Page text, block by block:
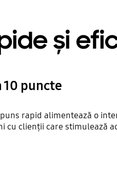
și
puncte
rapid alimentează o
cu clienții care stimulează